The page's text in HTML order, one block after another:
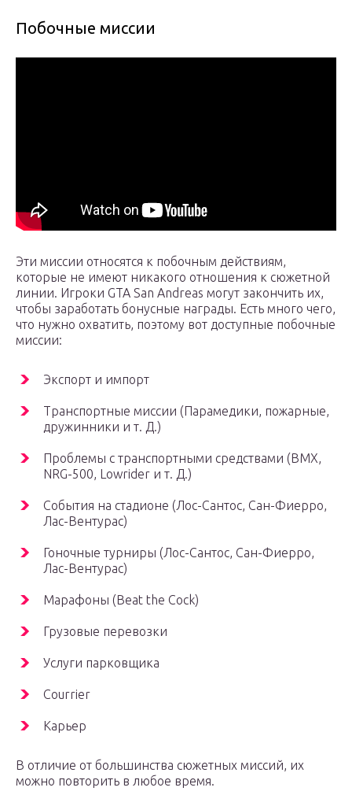
Побочные миссии
Эти миссии относятся к побочным действиям,
которые не имеют никакого отношения к сюжетной
линии. Игроки GTA San Andreas могут закончить их,
чтобы заработать бонусные награды. Есть много чего,
что нужно охватить, поэтому вот доступные побочные
миссии:
Экспорт и импорт
Транспортные миссии (Парамедики, пожарные,
дружинники и т. Д.)
Проблемы с транспортными средствами (BMX,
NRG-500, Lowrider и т. Д.)
События на стадионе (Лос-Сантос, Сан-Фиерро,
Лас-Вентурас)
Гоночные турниры (Лос-Сантос, Сан-Фиерро,
Лас-Вентурас)
Марафоны (Beat the Cock)
Грузовые перевозки
Услуги парковщика
Courrier
Карьер
В отличие от большинства сюжетных миссий, их
можно повторить в любое время.